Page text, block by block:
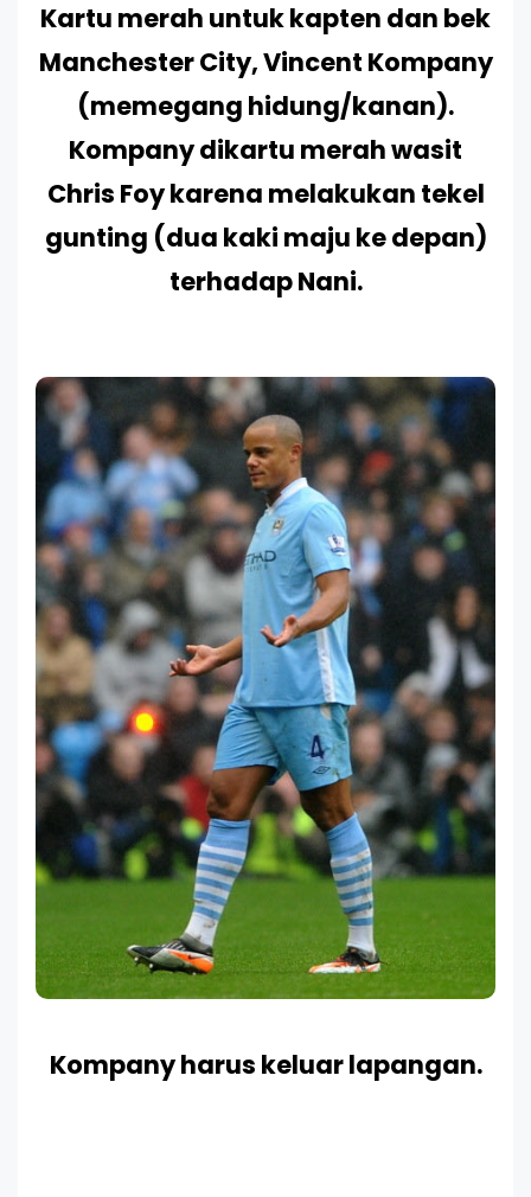
Kartu merah untuk kapten dan bek
Manchester City, Vincent Kompany
(memegang hidung/kanan).
Kompany dikartu merah wasit
Chris Foy karena melakukan tekel
gunting (dua kaki maju ke depan)
terhadap Nani.
Kompany harus keluar lapangan.